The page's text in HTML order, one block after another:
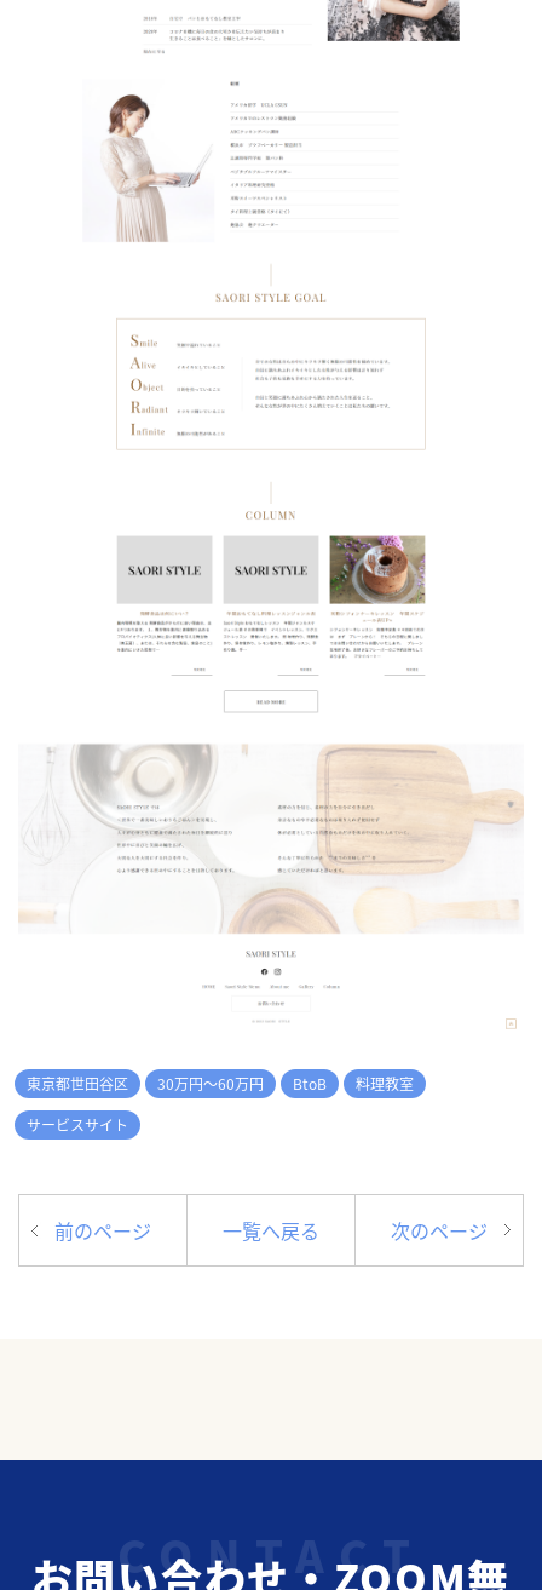
東京都世田谷区 30万円～60万円 BtoB
料理教室
サービスサイト
前のページ 一覧へ戻る 次のページ
お問い合わせ・ZOOM無